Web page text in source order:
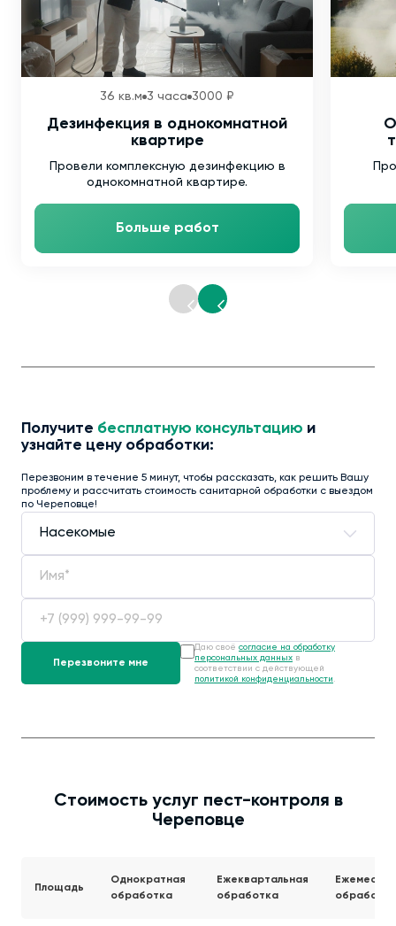
36 кв.м 3 часа 3000 ₽
Дезинфекция в однокомнатной
квартире
Провели комплексную дезинфекцию в
однокомнатной квартире.
Больше работ
Получите бесплатную консультацию и
узнайте цену обработки:
Перезвоним в течение 5 минут, чтобы рассказать, как решить Вашу
проблему и рассчитать стоимость санитарной обработки с выездом
по Череповце!
Даю своё согласие на обработку
персональных данных в
соответствии с действующей
политикой конфиденциальности .
Стоимость услуг пест-контроля в
Череповце
Площадь
Однократная
обработка
Ежеквартальная
обработка
обработка